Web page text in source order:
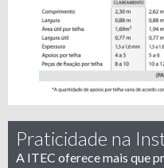
Praticidade na
A ITEC oferece mais que